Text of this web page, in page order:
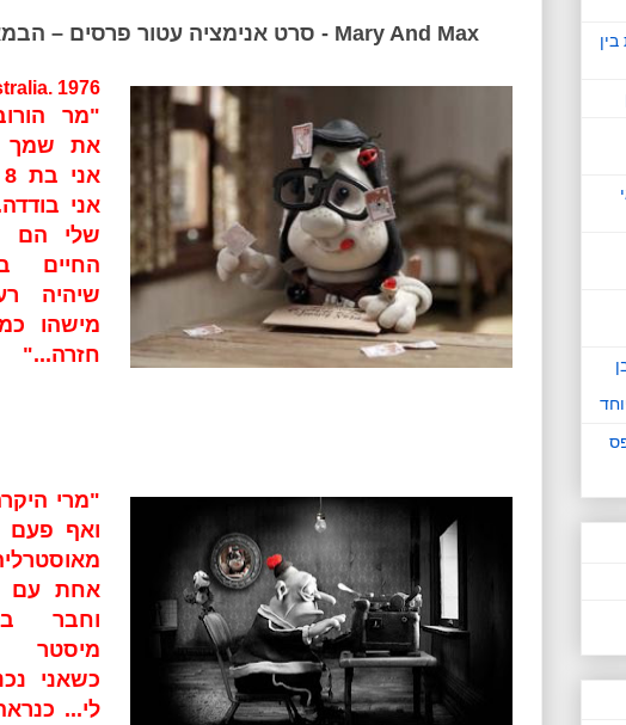
Mary And Max - סרט אנימציה עטור פרסים – הבמאי: אדם אליוט
1976
"מר
את שמך
אני
שלי הם
החיים
שיהיה
מישהו
חזרה..."
"מרי
ואף פעם
אחת עם
וחבר
מיסטר
כשאני
לי...